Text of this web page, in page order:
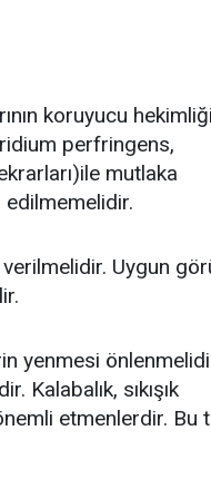
koruyucu
perfringens,
mutlaka
edilmemelidir.
Uygun
yenmesi
Kalabalık, sıkışık
etmenlerdir. Bu